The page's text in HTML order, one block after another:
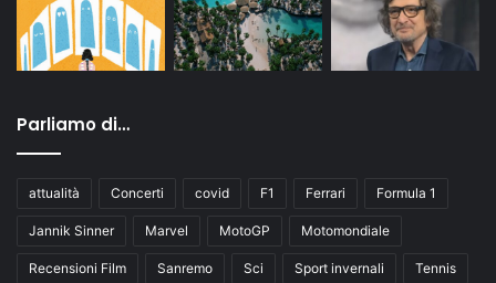
Parliamo di…
attualità Concerti covid F1 Ferrari Formula 1
Jannik Sinner Marvel MotoGP Motomondiale
Recensioni Film Sanremo Sci Sport invernali Tennis